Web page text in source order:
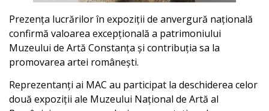
Prezența lucrărilor în expoziții de anvergură națională
confirmă valoarea excepțională a patrimoniului
Muzeului de Artă Constanța și contribuția sa la
promovarea artei românești.
Reprezentanți ai MAC au participat la deschiderea celor
două expoziții ale Muzeului Național de Artă al